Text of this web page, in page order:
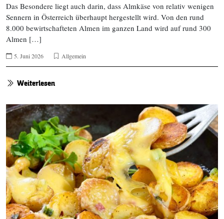
Das Besondere liegt auch darin, dass Almkäse von relativ wenigen
Sennern in Österreich überhaupt hergestellt wird. Von den rund
8.000 bewirtschafteten Almen im ganzen Land wird auf rund 300
Almen […]
5. Juni 2026 Allgemein
Weiterlesen